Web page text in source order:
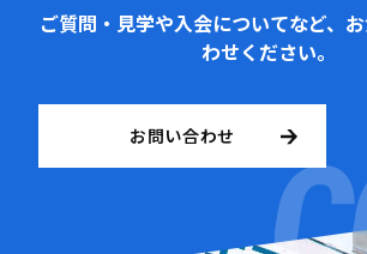
ご質問・見学や入会についてなど、
わせください。
お問い合わせ